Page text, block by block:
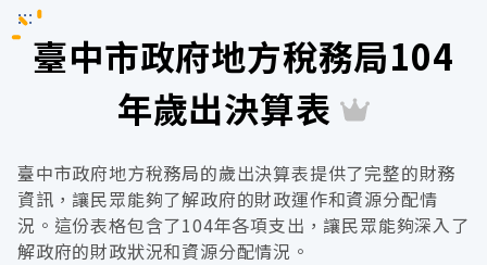
:::
臺中市政府地方稅務局104
年歲出決算表
臺中市政府地方稅務局的歲出決算表提供了完整的財務
資訊，讓民眾能夠了解政府的財政運作和資源分配情
況。這份表格包含了104年各項支出，讓民眾能夠深入了
解政府的財政狀況和資源分配情況。